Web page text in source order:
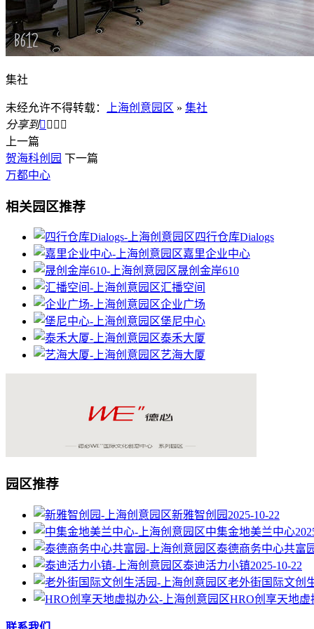
集社
未经允许不得转载： 上海创意园区 » 集社
分享到   
上一篇
贺海科创园 下一篇
万都中心
相关园区推荐
四行仓库Dialogs
嘉里企业中心
晟创金岸610
汇播空间
企业广场
堡尼中心
泰禾大厦
艺海大厦
园区推荐
新雅智创园 2025-10-22
中集金地美兰中心
泰德商务中心共富
泰迪活力小镇2025-10-22
老外街国际文创
HRO创享天地虚